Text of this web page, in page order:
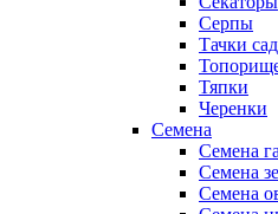
Серпы
Тачки
Тяпки
Черенки
Семена
Семена
Семена
Семена